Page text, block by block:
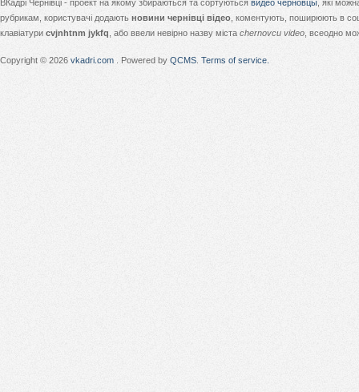
ВКадрі Чернівці - проект на якому збираються та сортуються видео черновцы , які
рубрикам, користувачі додають новини чернівці відео , коментують, поширюють в
клавіатури cvjnhtnm jykfq , або ввели невірно назву міста chernovcu video , всеодно
Copyright © 2026 vkadri.com . Powered by QCMS Terms of service.